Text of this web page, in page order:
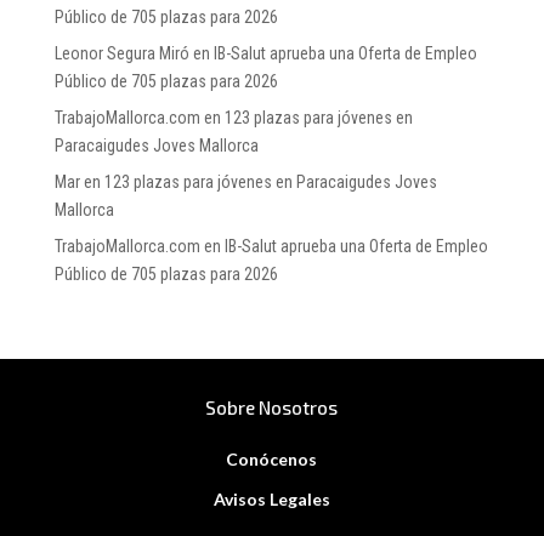
Público de 705 plazas para 2026
Leonor Segura Miró en IB-Salut aprueba una Oferta de Empleo
Público de 705 plazas para 2026
TrabajoMallorca.com en 123 plazas para jóvenes en
Paracaigudes Joves Mallorca
Maren 123 plazas para jóvenes en Paracaigudes Joves
Mallorca
TrabajoMallorca.com en IB-Salut aprueba una Oferta de Empleo
Público de 705 plazas para 2026
Sobre Nosotros
Conócenos
Avisos Legales